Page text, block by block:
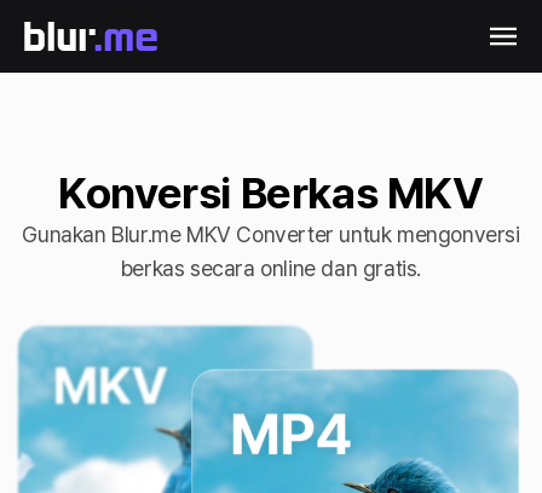
Konversi Berkas MKV
Gunakan Blur.me MKV Converter untuk mengonversi
berkas secara online dan gratis.